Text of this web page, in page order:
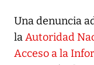
Una denuncia
laAutoridad
Acceso a la